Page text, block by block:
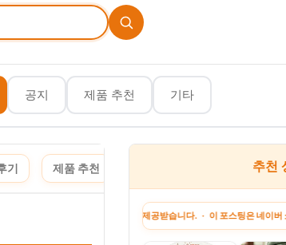
공지 제품 추천 기타
기 제품 추천 유머&짤추천
른 일정액의 수수료를 제공받습니다. · 이 포스팅은 네이버 쇼핑 커